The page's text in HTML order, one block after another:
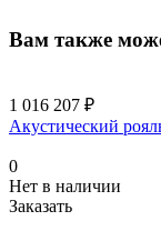
Вам также
1 016 207 ₽
Акустический
0
Нет в наличии
Заказать